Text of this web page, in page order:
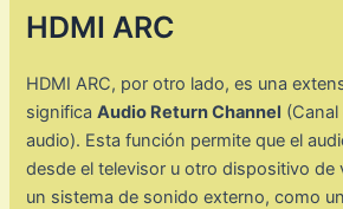
HDMI ARC
HDMI ARC, por otro lado, es una
significaAudio Return Channel
audio). Esta función permite que el
desde el televisor u otro dispositivo de
un sistema de sonido externo, como